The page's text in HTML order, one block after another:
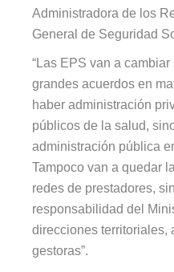
Administradora de los
General de Seguridad
“Las EPS van a
grandes acuerdos en
haber administración
públicos de la salud,
administración pública
Tampoco van a quedar
redes de prestadores,
responsabilidad del
direcciones territoriales,
gestoras”.